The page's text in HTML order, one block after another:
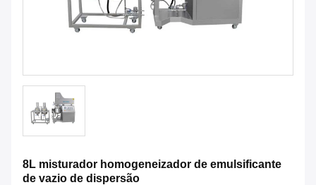
8L misturador homogeneizador de emulsificante
de vazio de dispersão